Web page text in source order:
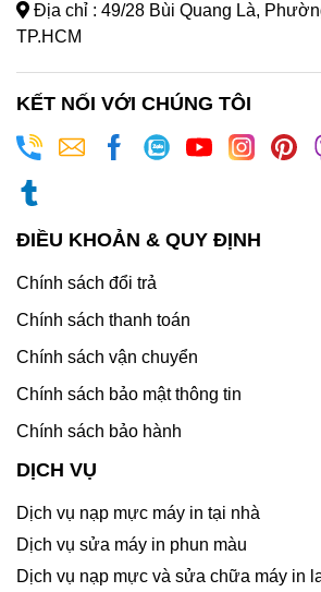
Địa chỉ : 49/28 Bùi Quang Là,
TP.HCM
KẾT NỐI VỚI CHÚNG TÔI
ĐIỀU KHOẢN & QUY ĐỊNH
Chính sách đổi trả
Chính sách thanh toán
Chính sách vận chuyển
Chính sách bảo mật thông tin
Chính sách bảo hành
DỊCH VỤ
Dịch vụ nạp mực máy in tại nhà
Dịch vụ sửa máy in phun màu
Dịch vụ nạp mực và sửa chữa máy in